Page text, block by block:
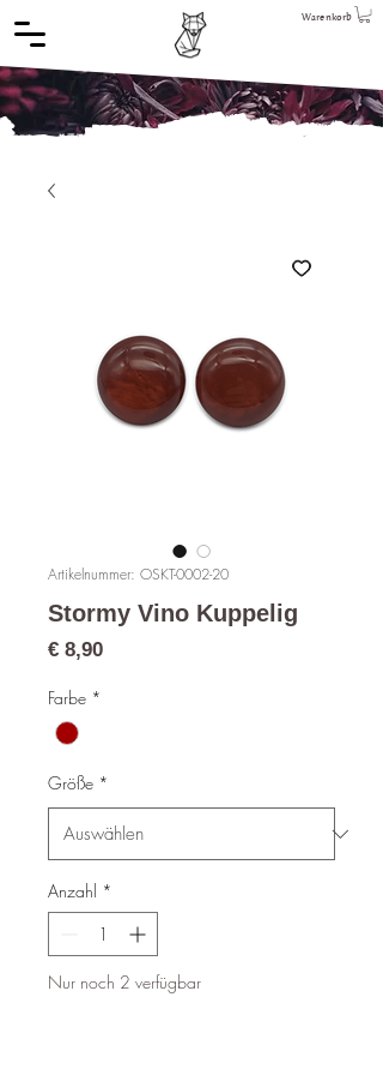
Warenkorb
Artikelnummer: OSKT-0002-20
Stormy Vino Kuppelig
€ 8,90Preis
Farbe *
Größe *
Anzahl *
Nur noch 2 verfügbar